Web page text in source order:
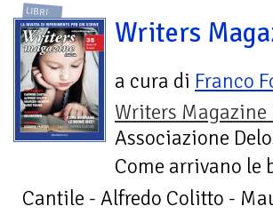
LIBRI
Writers
a cura di Franco
Writers Magazine
Associazione
Come arrivano le
Cantile - Alfredo Colitto -